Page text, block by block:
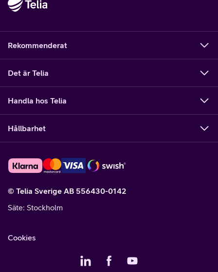
Rekommenderat
Det är Telia
Handla hos Telia
Hållbarhet
© Telia Sverige AB 556430-0142
Säte: Stockholm
Cookies